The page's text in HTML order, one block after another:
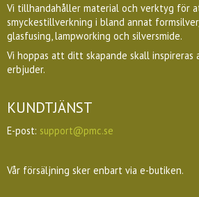
Vi tillhandahåller material och verktyg för
smyckestillverkning i bland annat
glasfusing, lampworking och silversmide.
Vi hoppas att ditt skapande skall inspireras
erbjuder.
KUNDTJÄNST
E-post: support@pmc.se
Vår försäljning sker enbart via e-butiken.